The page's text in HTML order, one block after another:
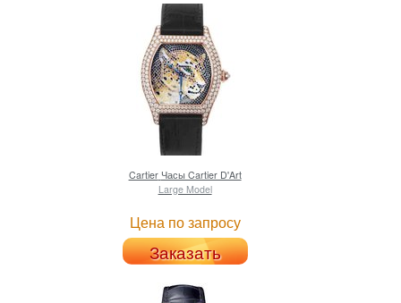
Cartier Часы Cartier D'Art
Large Model
Цена по запросу
Заказать